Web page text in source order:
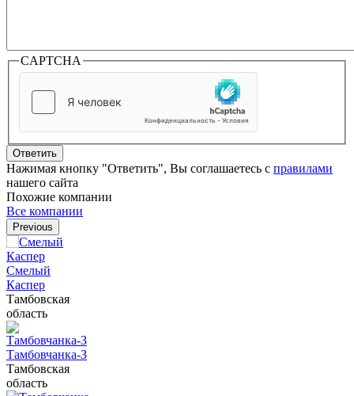
CAPTCHA
Ответить
Нажимая кнопку "Ответить", Вы соглашаетесь с правилами
нашего сайта
Похожие компании
Все компании
Previous
Смелый
Каспер
Тамбовская
область
Тамбовчанка-З
Тамбовская
область